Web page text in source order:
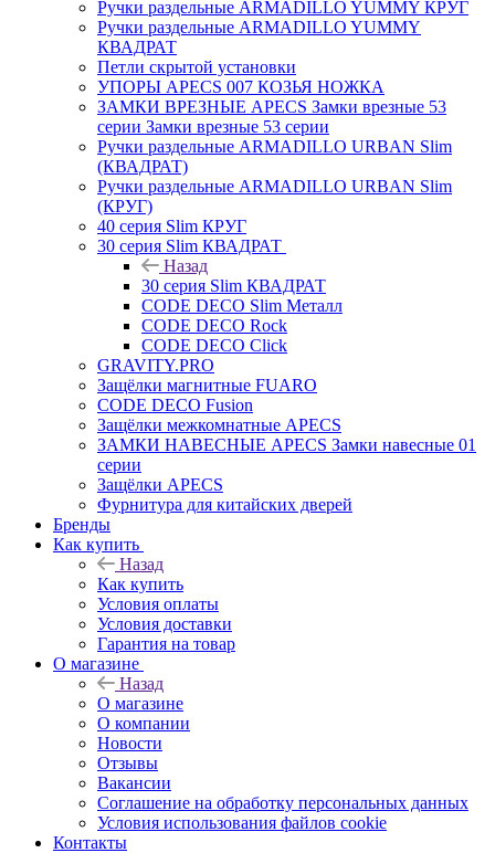
Ручки раздельные ARMADILLO YUMMY КРУГ
Ручки раздельные ARMADILLO YUMMY
КВАДРАТ
Петли скрытой установки
УПОРЫ APECS 007 КОЗЬЯ НОЖКА
ЗАМКИ ВРЕЗНЫЕ APECS Замки врезные 53
серии Замки врезные 53 серии
Ручки раздельные ARMADILLO URBAN Slim
(КВАДРАТ)
Ручки раздельные ARMADILLO URBAN Slim
(КРУГ)
40 серия Slim КРУГ
30 серия Slim КВАДРАТ
Назад
30 серия Slim КВАДРАТ
CODE DECO Slim Металл
CODE DECO Rock
CODE DECO Click
GRAVITY.PRO
Защёлки магнитные FUARO
CODE DECO Fusion
Защёлки межкомнатные APECS
ЗАМКИ НАВЕСНЫЕ APECS Замки навесные 01
серии
Защёлки APECS
Фурнитура для китайских дверей
Бренды
Как купить
Назад
Как купить
Условия оплаты
Условия доставки
Гарантия на товар
О магазине
Назад
О магазине
О компании
Новости
Отзывы
Вакансии
Соглашение на обработку персональных данных
Условия использования файлов cookie
Контакты